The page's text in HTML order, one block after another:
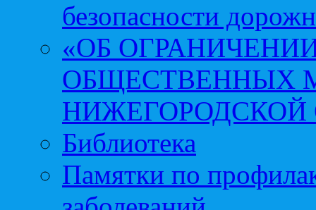
безопасности
«ОБ
ОБЩЕСТВЕННЫХ
НИЖЕГОРОДСКОЙ
Библиотека
Памятки по